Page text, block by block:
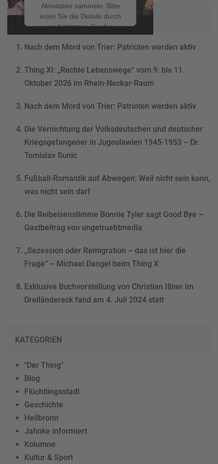
Aktivitäten sammeln. Bitte
lesen Sie die Details durch
und stimmen Sie der
Nutzung des Service zu, um
dieses Video anzusehen.
Mehr Informationen
Consent Management
&
NEUESTE BEITRÄGE
Nach dem Mord von Trier: Patrioten werden aktiv
Thing XI: „Rechte Lebenswege“ vom 9. bis 11.
Oktober 2026 im Rhein-Neckar-Raum
Nach dem Mord von Trier: Patrioten werden aktiv
Die Vernichtung der Volksdeutschen und deutscher
Kriegsgefangener in Jugoslawien 1945-1953 – Dr.
Tomislav Sunic
Fußball-Romantik auf Abwegen: Weil nicht sein kann,
was nicht sein darf
Die Reibeisenstimme Bonnie Tyler sagt Good Bye –
Gastbeitrag von ungetruebtmedia
„Sezession oder Remigration – das ist hier die
Frage“ – Michael Dangel beim Thing X
Exklusive Buchvorstellung von Christian Illner im
Dreiländereck fand am 4. Juli 2024 statt
KATEGORIEN
"Der Thing"
Blog
Flüchtlingsstadl
Geschichte
Heilbronn
Jahnke informiert
Kolumne
Kultur & Sport